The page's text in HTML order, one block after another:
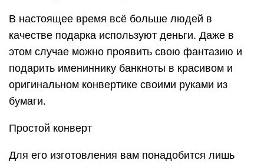
В настоящее время всё больше людей в
качестве подарка используют деньги. Даже в
этом случае можно проявить свою фантазию и
подарить имениннику банкноты в красивом и
оригинальном конвертике своими руками из
бумаги.
Простой конверт
Для его изготовления вам понадобится лишь